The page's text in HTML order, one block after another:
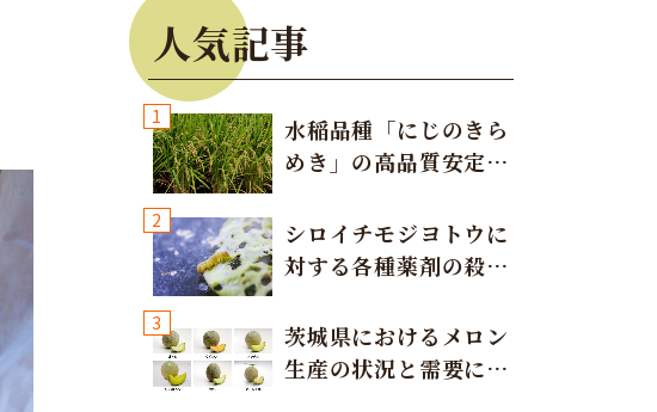
人気記事
1
水稲品種「にじのきら
めき」の高品質安定多
2
シロイチモジヨトウに
対する各種薬剤の殺虫
3
茨城県におけるメロン
生産の状況と需要に応